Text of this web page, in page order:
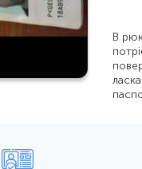
В